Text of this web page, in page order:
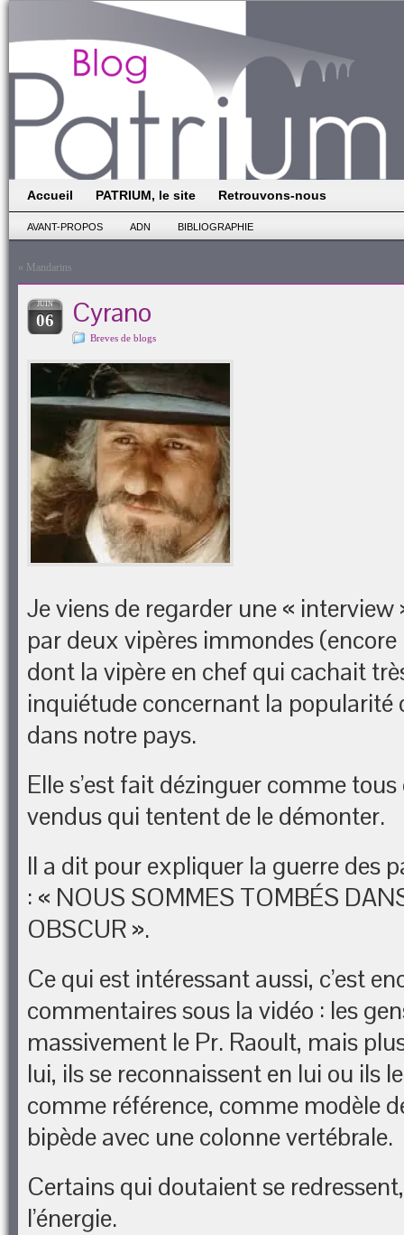
Accueil PATRIUM, le site Retrouvons-nous
AVANT-PROPOS ADN BIBLIOGRAPHIE
« Mandarins
JUIN
06 Cyrano
Breves de blogs
Je viens de regarder une «
par deux vipères immondes
dont la vipère en chef qui cachait
inquiétude concernant la popularité
dans notre pays.
Elle s’est fait dézinguer comme
vendus qui tentent de le démonter.
Il a dit pour expliquer la guerre des
: « NOUS SOMMES TOMBÉS
OBSCUR ».
Ce qui est intéressant aussi, c’est
commentaires sous la vidéo : les
massivement le Pr. Raoult, mais
lui, ils se reconnaissent en lui ou ils
comme référence, comme modèle
bipède avec une colonne vertébrale.
Certains qui doutaient se
l’énergie.